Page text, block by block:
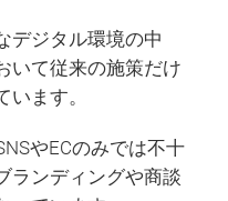
デジタル環境の中
いて従来の施策だけ
ます。
やECのみでは不十
ランディングや商談